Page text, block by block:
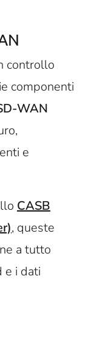
controllo
componenti
WAN
e
CASB
, queste
a tutto
e i dati